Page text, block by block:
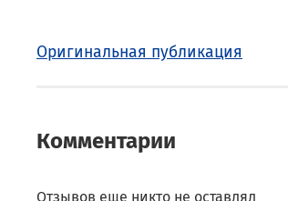
Оригинальная публикация
Комментарии
Отзывов еще никто не оставлял